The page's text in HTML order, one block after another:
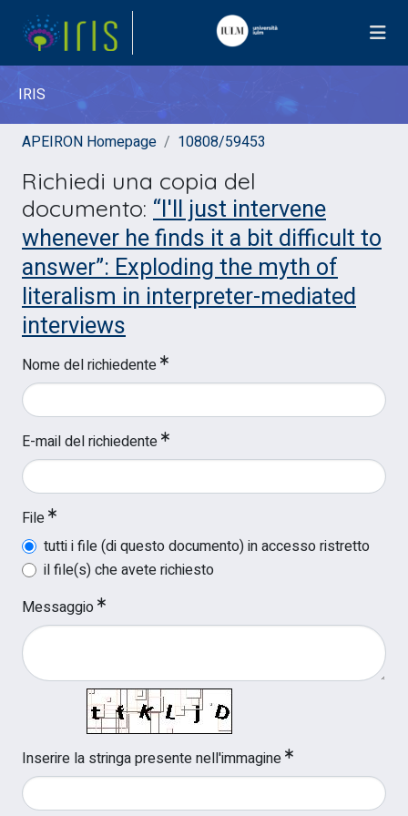
IRIS
APEIRON Homepage 10808/59453
Richiedi una copia del
documento: “I'll just intervene
whenever he finds it a bit difficult to
answer”: Exploding the myth of
literalism in interpreter-mediated
interviews
Nome del richiedente
E-mail del richiedente
File
tutti i file (di questo documento) in accesso ristretto
il file(s) che avete richiesto
Messaggio
Inserire la stringa presente nell'immagine